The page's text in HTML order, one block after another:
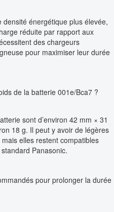
énergétique plus élevée,
réduite par rapport aux
des chargeurs
pour maximiser leur durée
de la batterie 001e/Bca7 ?
sont d’environ 42 mm × 31
18 g. Il peut y avoir de légères
elles restent compatibles
Panasonic.
pour prolonger la durée